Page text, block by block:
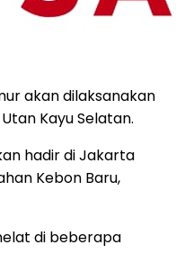
akan dilaksanakan
Kayu Selatan.
hadir di Jakarta
Kebon Baru,
di beberapa